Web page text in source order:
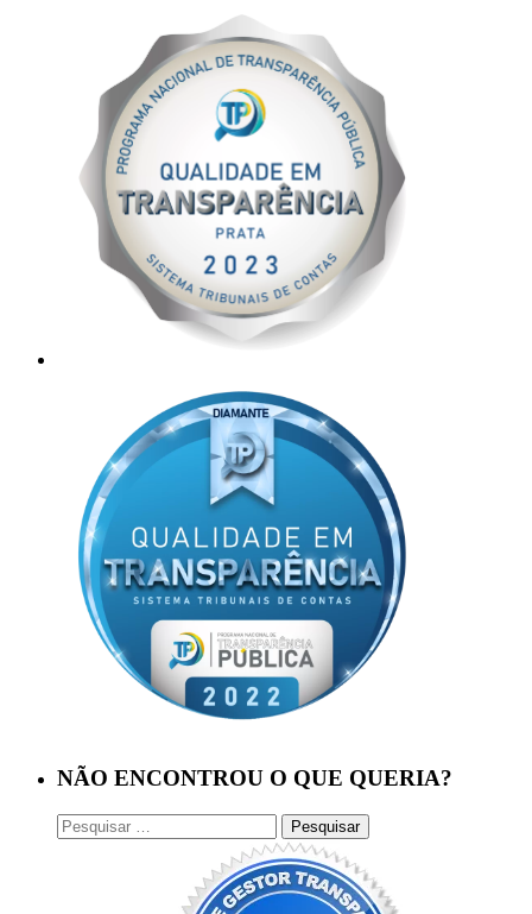
NÃO ENCONTROU O QUE QUERIA?
Pesquisar
por: